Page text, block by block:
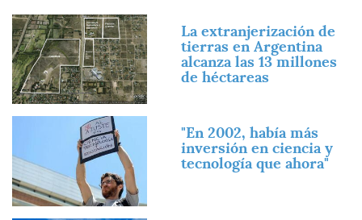
Imagen
La extranjerización de
tierras en Argentina
alcanza las 13 millones
de héctareas
"En 2002, había más
inversión en ciencia y
tecnología que ahora"